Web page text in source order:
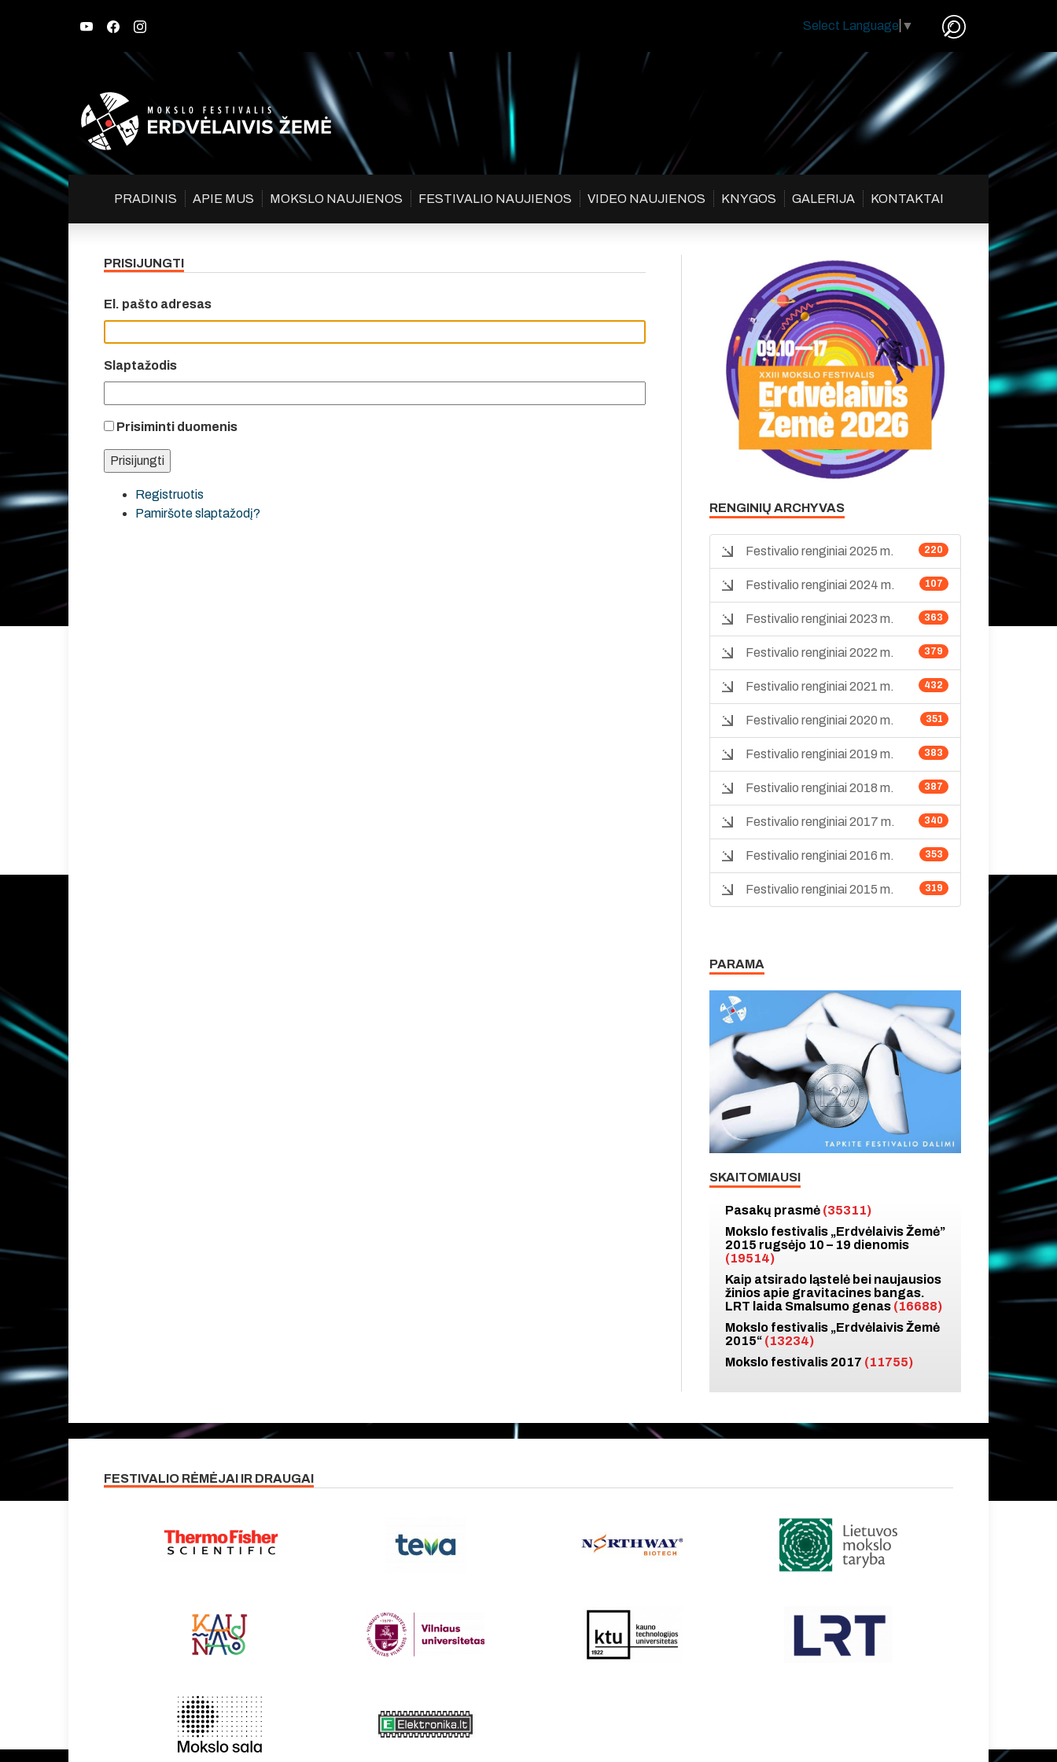
Select Language ▼
PRADINIS APIE MUS MOKSLO NAUJIENOS FESTIVALIO NAUJIENOS VIDEO NAUJIENOS KNYGOS GALERIJA KONTAKTAI
PRISIJUNGTI
El. pašto adresas
Slaptažodis
Prisiminti duomenis
Registruotis
Pamiršote slaptažodį?
RENGINIŲ ARCHYVAS
220
Festivalio renginiai 2025 m.
107
Festivalio renginiai 2024 m.
363
Festivalio renginiai 2023 m.
379
Festivalio renginiai 2022 m.
432
Festivalio renginiai 2021 m.
351
Festivalio renginiai 2020 m.
383
Festivalio renginiai 2019 m.
387
Festivalio renginiai 2018 m.
340
Festivalio renginiai 2017 m.
353
Festivalio renginiai 2016 m.
319
Festivalio renginiai 2015 m.
PARAMA
SKAITOMIAUSI
Pasakų prasmė (35311)
Mokslo festivalis „Erdvėlaivis Žemė”
2015 rugsėjo 10 – 19 dienomis
(19514)
Kaip atsirado ląstelė bei naujausios
žinios apie gravitacines bangas.
LRT laida Smalsumo genas (16688)
Mokslo festivalis „Erdvėlaivis Žemė
2015“ (13234)
Mokslo festivalis 2017 (11755)
FESTIVALIO RĖMĖJAI IR DRAUGAI